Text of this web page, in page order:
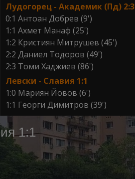
Лудогорец - Академик (Пд) 2:3
0:1 Антоан Добрев (9')
1:1 Ахмет Манаф (25')
1:2 Кристиян Митрушев (45')
2:2 Даниел Тодоров (49')
2:3 Томи Хаджиев (86')
Левски - Славия 1:1
1:0 Мариян Йовов (6')
1:1 Георги Димитров (39')